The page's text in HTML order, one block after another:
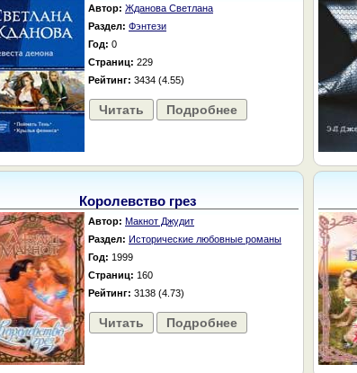
Автор: Жданова Светлана
Раздел: Фэнтези
Год: 0
Страниц: 229
Рейтинг: 3434 (4.55)
Читать Подробнее
Королевство грез
Автор: Макнот Джудит
Раздел: Исторические любовные романы
Год: 1999
Страниц: 160
Рейтинг: 3138 (4.73)
Читать Подробнее